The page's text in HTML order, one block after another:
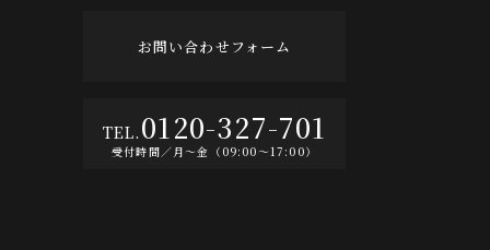
お問い合わせフォーム
0120-327-701
受付時間／月〜金（09:00〜17:00）